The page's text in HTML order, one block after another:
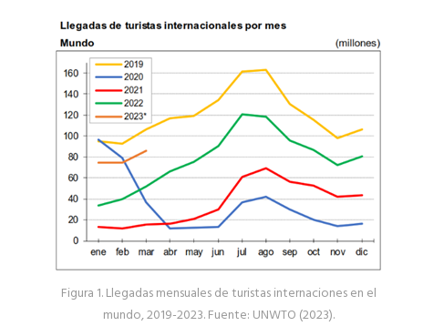
Figura 1. Llegadas mensuales de turistas internaciones en el
mundo, 2019-2023. Fuente: UNWTO (2023).